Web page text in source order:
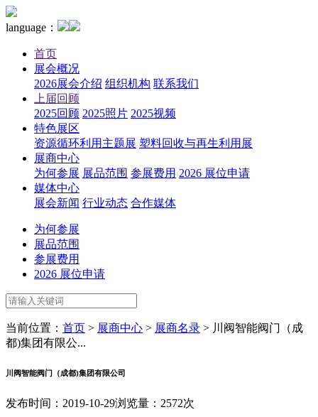
language：
首页
展会概况
2026展会介绍 组织机构 联系我们
上届回顾
2025回顾 2025照片 2025视频
特色展区
资源循环利用主题展 塑料回收与再生利用展
展商中心
为何参展 展品范围 参展费用 2026 展位申请
媒体中心
展会新闻 行业动态 合作媒体
为何参展
展品范围
参展费用
2026 展位申请
当前位置： 首页 > 展商中心 > 展商名录 > 川阀智能阀门（成
都)集团有限公...
川阀智能阀门（成都)集团有限公司
发布时间：2019-10-29浏览量：2572次